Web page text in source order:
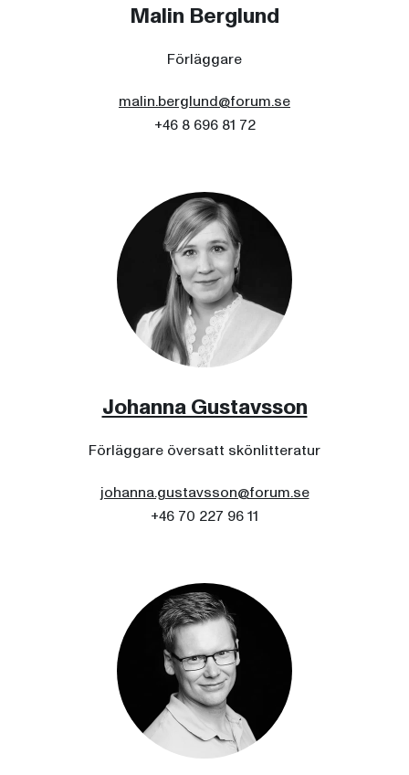
Malin Berglund
Förläggare
malin.berglund@forum.se
+46 8 696 81 72
Johanna Gustavsson
Förläggare översatt skönlitteratur
johanna.gustavsson@forum.se
+46 70 227 96 11